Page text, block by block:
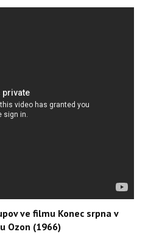
ve filmu Konec srpna v
Ozon (1966)